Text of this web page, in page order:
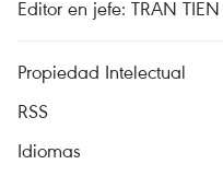
Editor en jefe: TRAN
Propiedad Intelectual
RSS
Idiomas